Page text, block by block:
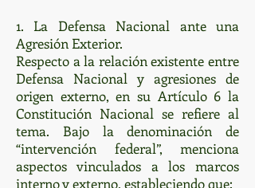
1. La Defensa Nacional ante una
Agresión Exterior.
Respecto a la relación existente entre
Defensa Nacional y agresiones de
origen externo, en su Artículo 6 la
Constitución Nacional se refiere al
tema. Bajo la denominación de
“intervención federal”, menciona
aspectos vinculados a los marcos
interno y externo, estableciendo que: